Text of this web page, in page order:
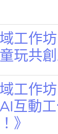
域工作
玩共
工作坊
互動
》